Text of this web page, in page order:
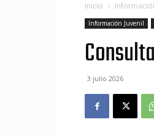
Inicio
Información Juvenil
3 julio 2026